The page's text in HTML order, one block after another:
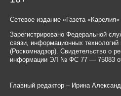
Сетевое издание «Газета «Карелия»
Зарегистрировано Федеральной
связи, информационных
(Роскомнадзор). Свидетельство о
информации ЭЛ № ФС 77 — 75083 от
Главный редактор – Ирина